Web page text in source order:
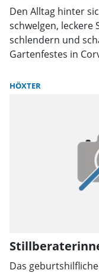
Den Alltag hinter
schwelgen, leckere
schlendern und
Gartenfestes in
HÖXTER
Das